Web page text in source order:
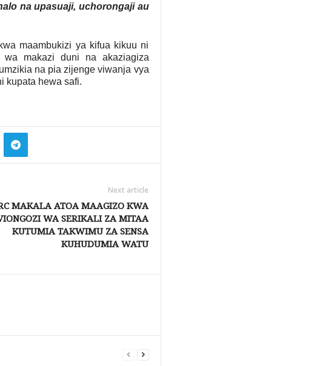
na upasuaji, uchorongaji au
maambukizi ya kifua kikuu ni
makazi duni na akaziagiza
na pia zijenge viwanja vya
kupata hewa safi.
Next article
MAKALA ATOA MAAGIZO KWA
WA SERIKALI ZA MITAA
KUTUMIA TAKWIMU ZA SENSA
KUHUDUMIA WATU